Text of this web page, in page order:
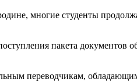
многие студенты
пакета документов
переводчикам,